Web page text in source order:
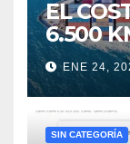
EL
6.500
ENE 24,
SIN CATEGORÍA